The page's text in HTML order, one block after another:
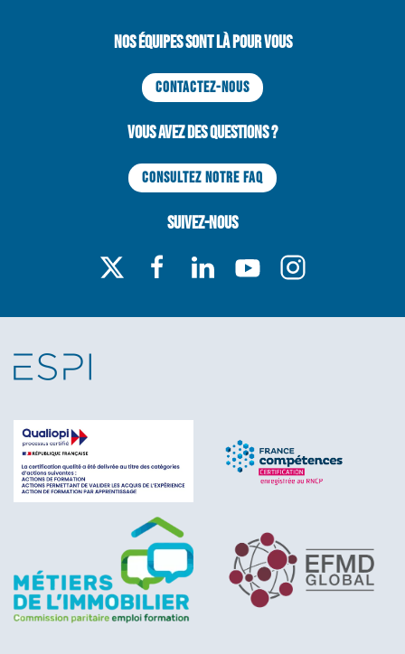
Nos équipes sont là pour vous
CONTACTEZ-NOUS
Vous avez des questions ?
CONSULTEZ NOTRE FAQ
Suivez-nous